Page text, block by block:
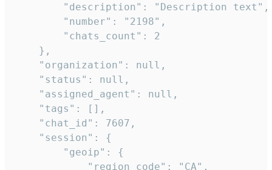
        "description": "Description text",
        "number": "2198",
        "chats_count": 2
    },
    "organization": null,
    "status": null,
    "assigned_agent": null,
    "tags": [],
    "chat_id": 7607,
    "session": {
        "geoip": {
            "region_code": "CA",